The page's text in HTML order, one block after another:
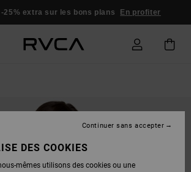
-25% extra sur les bons plans En profiter
DES COOKIES
mêmes utilisons des cookies ou une
Continuer sans accepter